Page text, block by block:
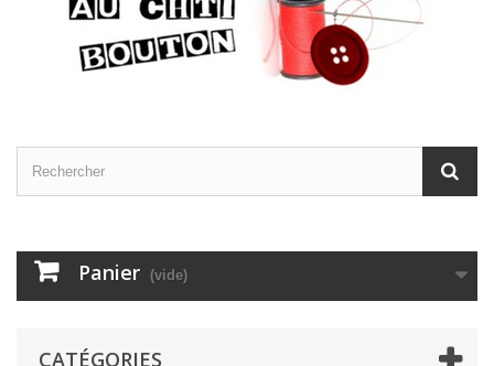
Panier (vide)
CATÉGORIES